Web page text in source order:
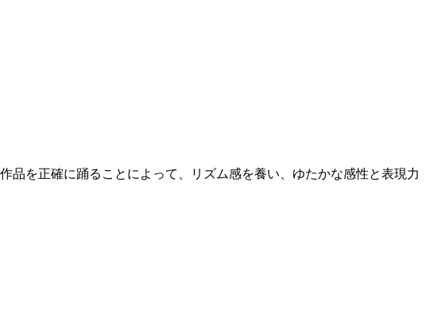
品を正確に踊ることによって、リズム感を養い、ゆたかな感性と表現力